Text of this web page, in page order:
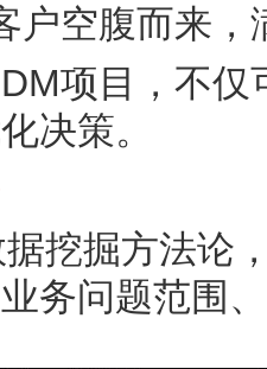
户空腹而来
项目，不仅
决策。
掘方法论，
务问题范围